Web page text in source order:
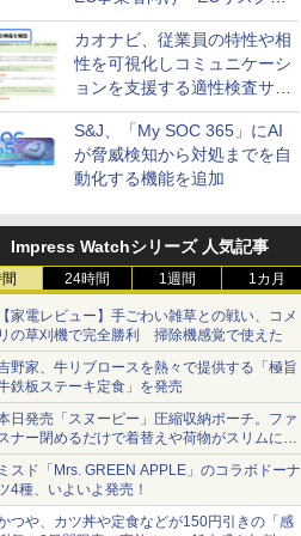
策設計・運用支援サービス」
カオナビ、従業員の特性や相
性を可視化しコミュニケーシ
ョンを支援する適性検査サー
ビスを提供
S&J、「My SOC 365」にAI
が脅威検知から対処までを自
動化する機能を追加
Impress Watchシリーズ 人気記事
24時間 1週間 1カ月
家電レビュー】手ごわい雑草との戦い、コメ
の草刈機で完全勝利 掃除機感覚で使えた
野家、牛リブロースを熱々で提供する「極旨
鉄板ステーキ定食」を発売
日発売「スヌーピー」圧縮収納ポーチ。ファ
ナー閉めるだけで着替えや荷物がスリムにま
まる
スド「Mrs. GREEN APPLE」のコラボドーナ
4種、いよいよ発売！
つや、カツ丼や定食などが150円引きの「感